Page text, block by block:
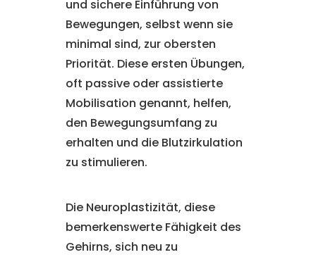
und sichere Einführung von
Bewegungen, selbst wenn sie
minimal sind, zur obersten
Priorität. Diese ersten Übungen,
oft passive oder assistierte
Mobilisation genannt, helfen,
den Bewegungsumfang zu
erhalten und die Blutzirkulation
zu stimulieren.
Die Neuroplastizität, diese
bemerkenswerte Fähigkeit des
Gehirns, sich neu zu